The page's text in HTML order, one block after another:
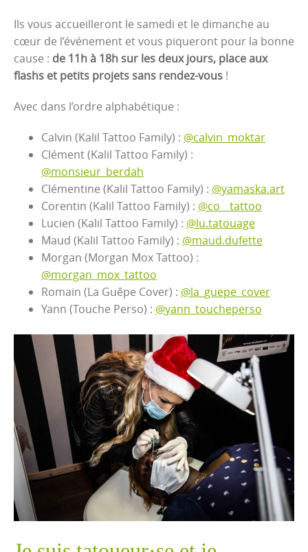
Ils vous accueilleront le samedi et le dimanche au
cœur de l’événement et vous piqueront pour la bonne
cause : de 11h à 18h sur les deux jours, place aux
flashs et petits projets sans rendez-vous !
Avec dans l’ordre alphabétique :
Calvin (Kalil Tattoo Family) : @calvin_moktar
Clément (Kalil Tattoo Family) :
@monsieur_berdah
Clémentine (Kalil Tattoo Family) : @yamaska.art
Corentin (Kalil Tattoo Family) : @co__tattoo
Lucien (Kalil Tattoo Family) : @lu.tatouage
Maud (Kalil Tattoo Family) : @maud.dufette
Morgan (Morgan Mox Tattoo) :
@morgan_mox_tattoo
Romain (La Guêpe Cover) : @la_guepe_cover
Yann (Touche Perso) : @yann_toucheperso